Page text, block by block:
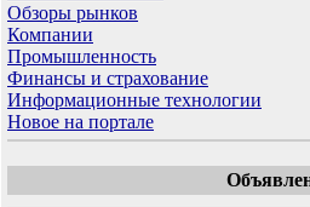
Обзоры рынков
Компании
Промышленность
Финансы и страхование
Информационные технологии
Новое на портале